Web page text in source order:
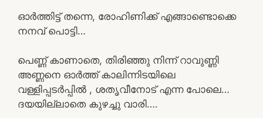
ഓർത്തിട്ട് തന്നെ, രോഹിണിക്ക് എങ്ങാണ്ടൊക്കെ
നനവ് പൊട്ടി…
പെണ്ണ് കാണാതെ, തിരിഞ്ഞു നിന്ന് റാവുണ്ണി
അണ്ണനെ ഓർത്ത് കാലിന്നിടയിലെ
വള്ളിപ്പടർപ്പിൽ , ശതൃവീനോട് എന്ന പോലെ…
ദയയില്ലാതെ കുഴച്ചു വാരി….